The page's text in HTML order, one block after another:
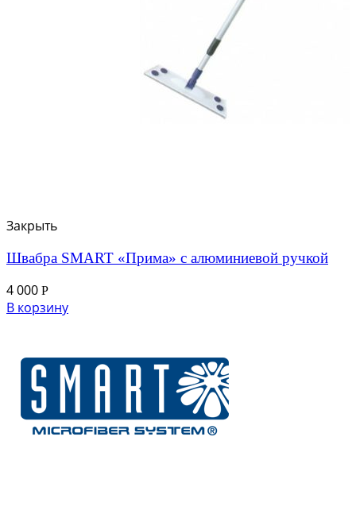
Закрыть
Швабра SMART «Прима» с алюминиевой ручкой
4 000 Р
В корзину